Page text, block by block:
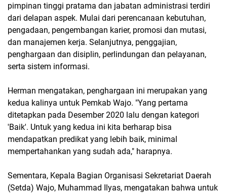
pimpinan tinggi pratama dan jabatan administrasi terdiri
dari delapan aspek. Mulai dari perencanaan kebutuhan,
pengadaan, pengembangan karier, promosi dan mutasi,
dan manajemen kerja. Selanjutnya, penggajian,
penghargaan dan disiplin, perlindungan dan pelayanan,
serta sistem informasi.
Herman mengatakan, penghargaan ini merupakan yang
kedua kalinya untuk Pemkab Wajo. "Yang pertama
ditetapkan pada Desember 2020 lalu dengan kategori
'Baik'. Untuk yang kedua ini kita berharap bisa
mendapatkan predikat yang lebih baik, minimal
mempertahankan yang sudah ada," harapnya.
Sementara, Kepala Bagian Organisasi Sekretariat Daerah
(Setda) Wajo, Muhammad Ilyas, mengatakan bahwa untuk